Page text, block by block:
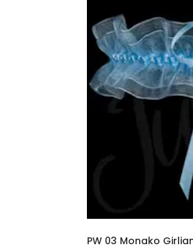
PW 03 Monako Girlianda